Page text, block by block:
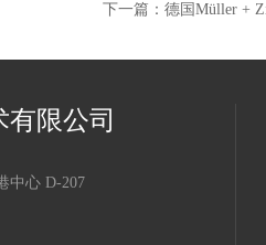
下一篇： 德国Müller +
限公司
中心 D-207